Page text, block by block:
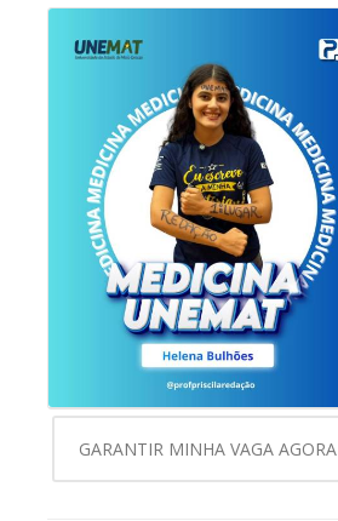
GARANTIR MINHA VAGA AGORA